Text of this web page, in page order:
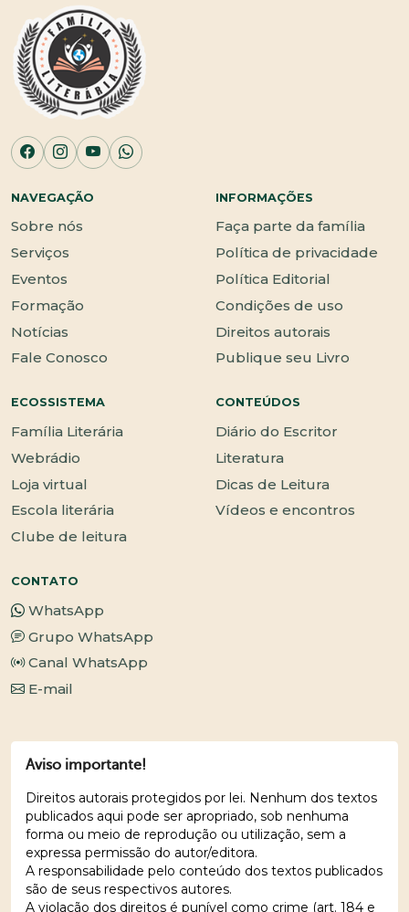
NAVEGAÇÃO
Sobre nós
Serviços
Eventos
Formação
Notícias
Fale Conosco
INFORMAÇÕES
Faça parte da família
Política de privacidade
Política Editorial
Condições de uso
Direitos autorais
Publique seu Livro
ECOSSISTEMA
Família Literária
Webrádio
Loja virtual
Escola literária
Clube de leitura
CONTEÚDOS
Diário do Escritor
Literatura
Dicas de Leitura
Vídeos e encontros
CONTATO
WhatsApp
Grupo WhatsApp
Canal WhatsApp
E-mail
Aviso importante!
Direitos autorais protegidos por lei. Nenhum dos textos
publicados aqui pode ser apropriado, sob nenhuma
forma ou meio de reprodução ou utilização, sem a
expressa permissão do autor/editora.
A responsabilidade pelo conteúdo dos textos publicados
são de seus respectivos autores.
A violação dos direitos é punível como crime (art. 184 e